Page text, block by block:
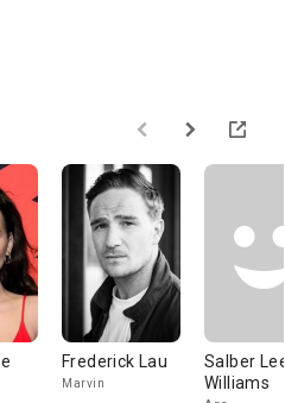
Frederick Lau
Marvin
Salber
Williams